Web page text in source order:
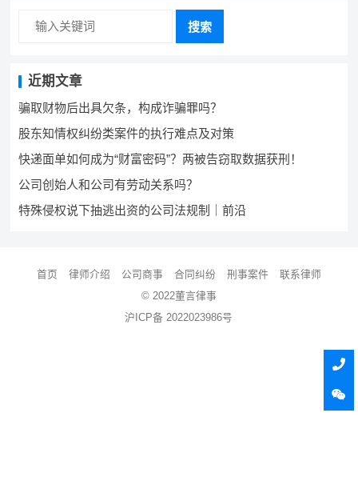
搜索
近期文章
骗取财物后出具欠条，构成诈骗罪吗？
股东知情权纠纷类案件的执行难点及对策
快递面单如何成为“财富密码”？两被告窃取数据获刑！
公司创始人和公司有劳动关系吗？
特殊侵权说下抽逃出资的公司法规制｜前沿
首页 律师介绍 公司商事 合同纠纷 刑事案件
联系律师
© 2022董言律事
沪ICP备 2022023986号